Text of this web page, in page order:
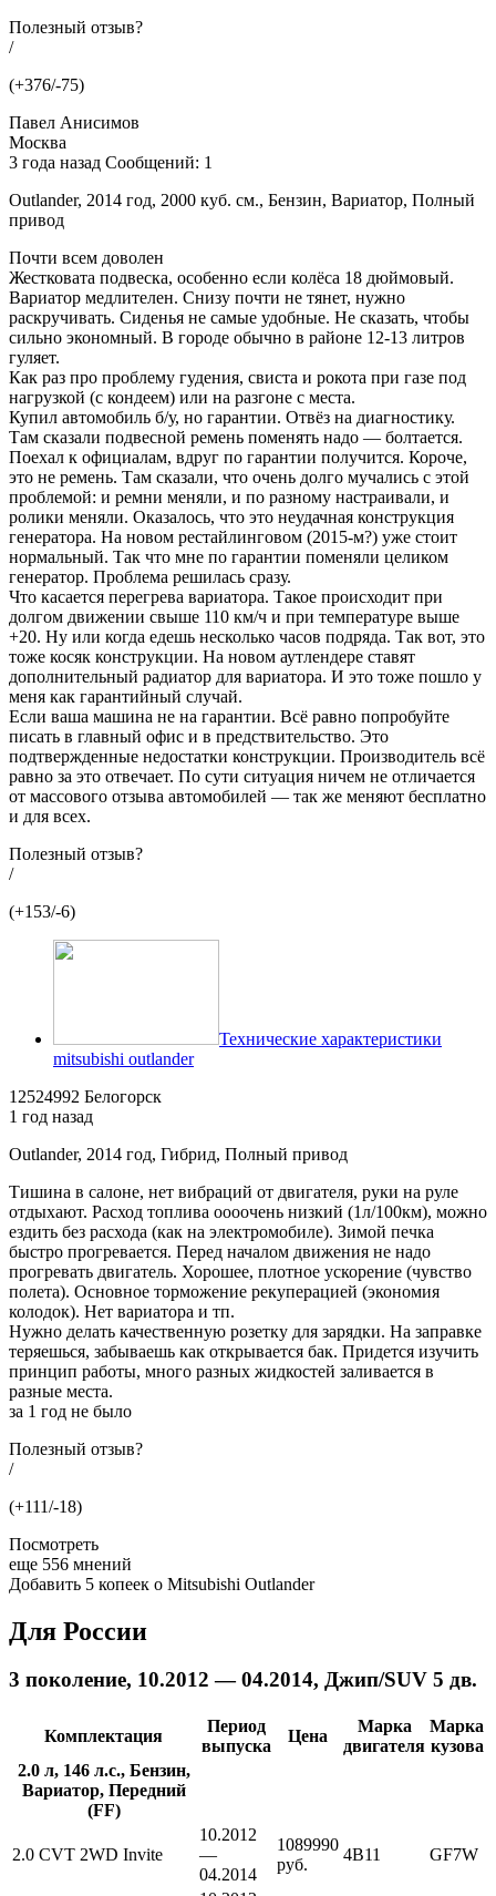
Полезный отзыв?
/
(+376/-75)
Павел Анисимов
Москва
3 года назад Сообщений: 1
Outlander, 2014 год, 2000 куб. см., Бензин, Вариатор, Полный
привод
Почти всем доволен
Жестковата подвеска, особенно если колёса 18 дюймовый.
Вариатор медлителен. Снизу почти не тянет, нужно
раскручивать. Сиденья не самые удобные. Не сказать, чтобы
сильно экономный. В городе обычно в районе 12-13 литров
гуляет.
Как раз про проблему гудения, свиста и рокота при газе под
нагрузкой (с кондеем) или на разгоне с места.
Купил автомобиль б/у, но гарантии. Отвёз на диагностику.
Там сказали подвесной ремень поменять надо — болтается.
Поехал к официалам, вдруг по гарантии получится. Короче,
это не ремень. Там сказали, что очень долго мучались с этой
проблемой: и ремни меняли, и по разному настраивали, и
ролики меняли. Оказалось, что это неудачная конструкция
генератора. На новом рестайлинговом (2015-м?) уже стоит
нормальный. Так что мне по гарантии поменяли целиком
генератор. Проблема решилась сразу.
Что касается перегрева вариатора. Такое происходит при
долгом движении свыше 110 км/ч и при температуре выше
+20. Ну или когда едешь несколько часов подряда. Так вот, это
тоже косяк конструкции. На новом аутлендере ставят
дополнительный радиатор для вариатора. И это тоже пошло у
меня как гарантийный случай.
Если ваша машина не на гарантии. Всё равно попробуйте
писать в главный офис и в предствительство. Это
подтвержденные недостатки конструкции. Производитель всё
равно за это отвечает. По сути ситуация ничем не отличается
от массового отзыва автомобилей — так же меняют бесплатно
и для всех.
Полезный отзыв?
/
(+153/-6)
Технические характеристики
mitsubishi outlander
12524992 Белогорск
1 год назад
Outlander, 2014 год, Гибрид, Полный привод
Тишина в салоне, нет вибраций от двигателя, руки на руле
отдыхают. Расход топлива оооочень низкий (1л/100км), можно
ездить без расхода (как на электромобиле). Зимой печка
быстро прогревается. Перед началом движения не надо
прогревать двигатель. Хорошее, плотное ускорение (чувство
полета). Основное торможение рекуперацией (экономия
колодок). Нет вариатора и тп.
Нужно делать качественную розетку для зарядки. На заправке
теряешься, забываешь как открывается бак. Придется изучить
принцип работы, много разных жидкостей заливается в
разные места.
за 1 год не было
Полезный отзыв?
/
(+111/-18)
Посмотреть
еще 556 мнений
Добавить 5 копеек о Mitsubishi Outlander
Для России
3 поколение, 10.2012 — 04.2014, Джип/SUV 5 дв.
Комплектация
Период
выпуска
Цена
Марка
двигателя
Марка
кузова
2.0 л, 146 л.с., Бензин,
Вариатор, Передний
(FF)
2.0 CVT 2WD Invite
10.2012
—
04.2014
1089990
руб.
4B11 GF7W